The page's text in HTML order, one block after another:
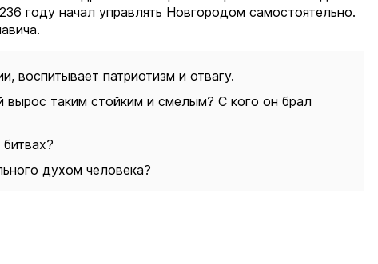
году начал управлять Новгородом самостоятельно.
воспитывает патриотизм и отвагу.
таким стойким и смелым? С кого он брал
духом человека?